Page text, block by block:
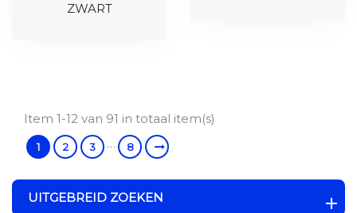
ZWART
Item 1-12 van 91 in totaal item(s)
1 2 3 … 8
UITGEBREID ZOEKEN